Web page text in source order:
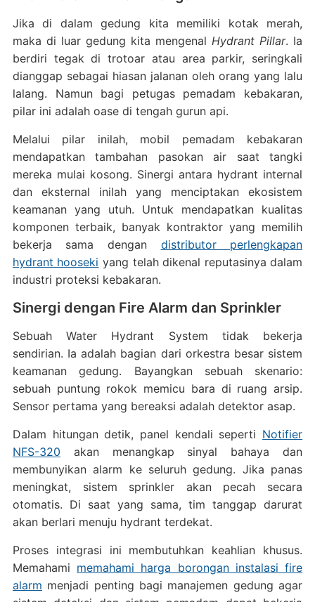
Jika di dalam gedung kita memiliki kotak merah,
maka di luar gedung kita mengenalHydrant Pillar. Ia
berdiri tegak di trotoar atau area parkir, seringkali
dianggap sebagai hiasan jalanan oleh orang yang lalu
lalang. Namun bagi petugas pemadam kebakaran,
pilar ini adalah oase di tengah gurun api.
Melalui pilar inilah, mobil pemadam kebakaran
mendapatkan tambahan pasokan air saat tangki
mereka mulai kosong. Sinergi antara hydrant internal
dan eksternal inilah yang menciptakan ekosistem
keamanan yang utuh. Untuk mendapatkan kualitas
komponen terbaik, banyak kontraktor yang memilih
bekerja sama dengan distributor perlengkapan
hydrant hooseki yang telah dikenal reputasinya dalam
industri proteksi kebakaran.
Sinergi dengan Fire Alarm dan Sprinkler
Sebuah Water Hydrant System tidak bekerja
sendirian. Ia adalah bagian dari orkestra besar sistem
keamanan gedung. Bayangkan sebuah skenario:
sebuah puntung rokok memicu bara di ruang arsip.
Sensor pertama yang bereaksi adalah detektor asap.
Dalam hitungan detik, panel kendali seperti Notifier
NFS-320 akan menangkap sinyal bahaya dan
membunyikan alarm ke seluruh gedung. Jika panas
meningkat, sistem sprinkler akan pecah secara
otomatis. Di saat yang sama, tim tanggap darurat
akan berlari menuju hydrant terdekat.
Proses integrasi ini membutuhkan keahlian khusus.
Memahami memahami harga borongan instalasi fire
alarm menjadi penting bagi manajemen gedung agar